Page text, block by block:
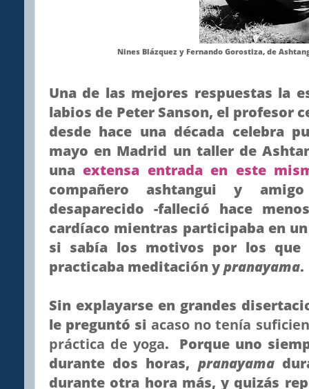
Nines Blázquez y Fernando Gorostiza, de
Una de las mejores respuestas la
labios de Peter Sanson, el profesor
desde hace una década celebra
mayo en Madrid un taller de
unaextensa entrada en este
compañero ashtangui y
desaparecido -falleció hace
cardíaco mientras participaba en
si sabía los motivos por los que
practicaba meditación ypranayama.
Sin explayarse en grandes
le preguntó si acaso no tenía
práctica de yoga. Porque uno
durante dos horas, pranayama
durante otra hora más, y quizás